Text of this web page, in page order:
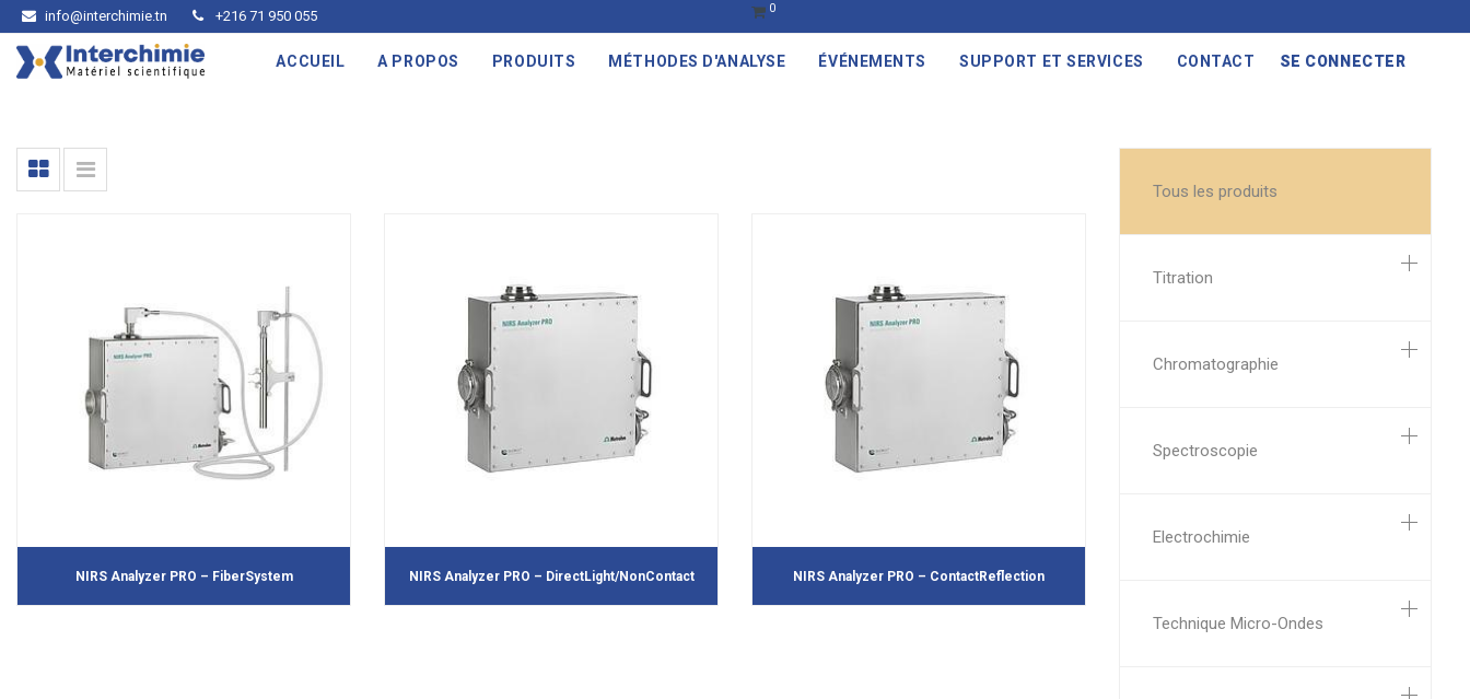
info@interchimie.tn +216 71 950 055 0
ACCUEIL A PROPOS PRODUITS MÉTHODES D'ANALYSE ÉVÉNEMENTS SUPPORT ET SERVICES CONTACT SE CONNECTER
Tous les produits
Titration
Chromatographie
Spectroscopie
Electrochimie
Technique Micro-Ondes
NIRS Analyzer PRO – FiberSystem NIRS Analyzer PRO – DirectLight/NonContact NIRS Analyzer PRO – ContactReflection